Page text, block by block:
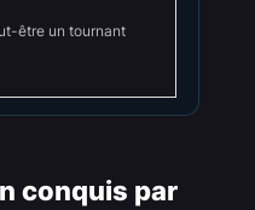
être un tournant
conquis par